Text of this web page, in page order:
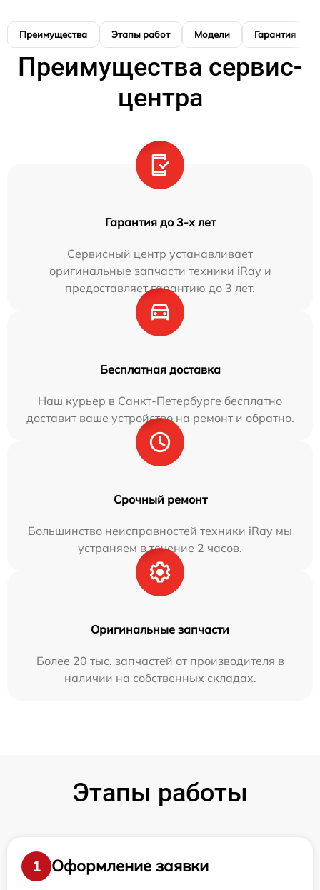
Преимущества Этапы работ Модели Гарантия
Преимущества сервис-
центра
Гарантия до 3-х лет
Сервисный центр устанавливает
оригинальные запчасти техники iRay и
предоставляет гарантию до 3 лет.
Бесплатная доставка
Наш курьер в Санкт-Петербурге бесплатно
доставит ваше устройство на ремонт и обратно.
Срочный ремонт
Большинство неисправностей техники iRay мы
устраняем в течение 2 часов.
Оригинальные запчасти
Более 20 тыс. запчастей от производителя в
наличии на собственных складах.
Этапы работы
1
Оформление заявки